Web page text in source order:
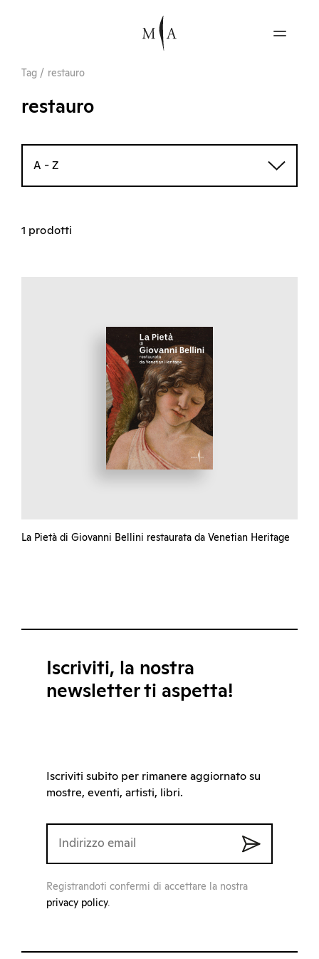
Tag / restauro
restauro
A - Z
1 prodotti
La Pietà di Giovanni Bellini restaurata da Venetian Heritage
Iscriviti, la nostra
newsletter ti aspetta!
Iscriviti subito per rimanere aggiornato su
mostre, eventi, artisti, libri.
Registrandoti confermi di accettare la nostra
privacy policy.